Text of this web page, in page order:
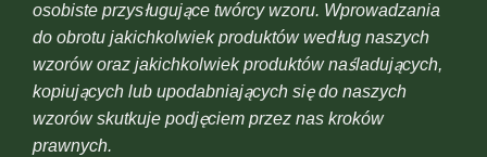
osobiste przysługujące twórcy wzoru. Wprowadzania
do obrotu jakichkolwiek produktów według naszych
wzorów oraz jakichkolwiek produktów naśladujących,
kopiujących lub upodabniających się do naszych
wzorów skutkuje podjęciem przez nas kroków
prawnych.